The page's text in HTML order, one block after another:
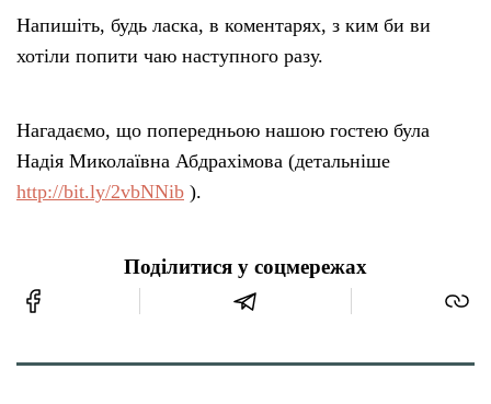
Напишіть, будь ласка, в коментарях, з ким би ви
хотіли попити чаю наступного разу.
Нагадаємо, що попередньою нашою гостею була
Надія Миколаївна Абдрахімова (детальніше
http://bit.ly/2vbNNib ).
Поділитися у соцмережах